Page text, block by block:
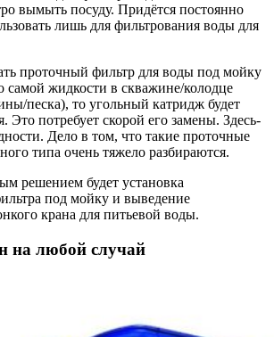
вымыть посуду. Придётся постоянно
лишь для фильтрования воды для
проточный фильтр для воды под мойку
самой жидкости в скважине/колодце
песка), то угольный катридж будет
Это потребует скорой его замены. Здесь-
Дело в том, что такие проточные
типа очень тяжело разбираются.
решением будет установка
под мойку и выведение
крана для питьевой воды.
на любой случай